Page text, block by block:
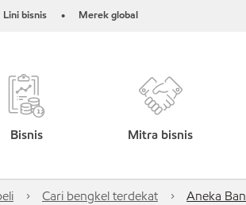
Lini bisnis • Merek global
Bisnis Mitra bisnis
Cari bengkel terdekat Aneka Ban